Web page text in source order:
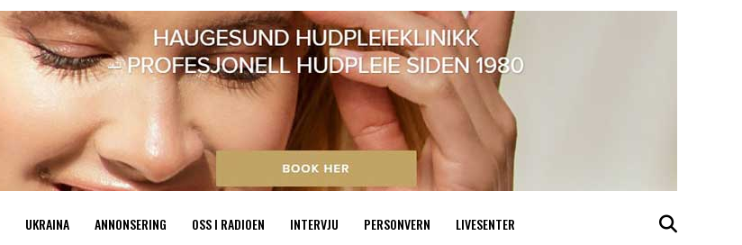
UKRAINA ANNONSERING OSS I RADIOEN INTERVJU PERSONVERN LIVESENTER